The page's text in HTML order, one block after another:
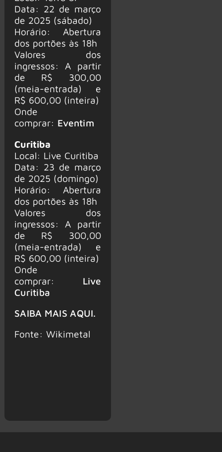
Data: 22 de março
de 2025 (sábado)
Horário: Abertura
dos portões às 18h
Valores dos
ingressos: A partir
de R$ 300,00
(meia-entrada) e
R$ 600,00 (inteira)
Onde
comprar: Eventim
Curitiba
Local: Live Curitiba
Data: 23 de março
de 2025 (domingo)
Horário: Abertura
dos portões às 18h
Valores dos
ingressos: A partir
de R$ 300,00
(meia-entrada) e
R$ 600,00 (inteira)
Onde
comprar:
Live
Curitiba
SAIBA MAIS AQUI.
Fonte: Wikimetal